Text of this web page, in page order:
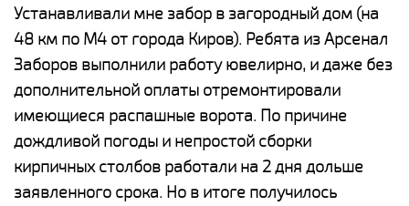
Устанавливали мне забор в загородный дом (на
48 км по М4 от города Киров). Ребята из Арсенал
Заборов выполнили работу ювелирно, и даже без
дополнительной оплаты отремонтировали
имеющиеся распашные ворота. По причине
дождливой погоды и непростой сборки
кирпичных столбов работали на 2 дня дольше
заявленного срока. Но в итоге получилось